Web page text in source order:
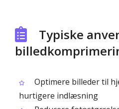
Typiske
Optimere billeder til
hurtigere indlæsning